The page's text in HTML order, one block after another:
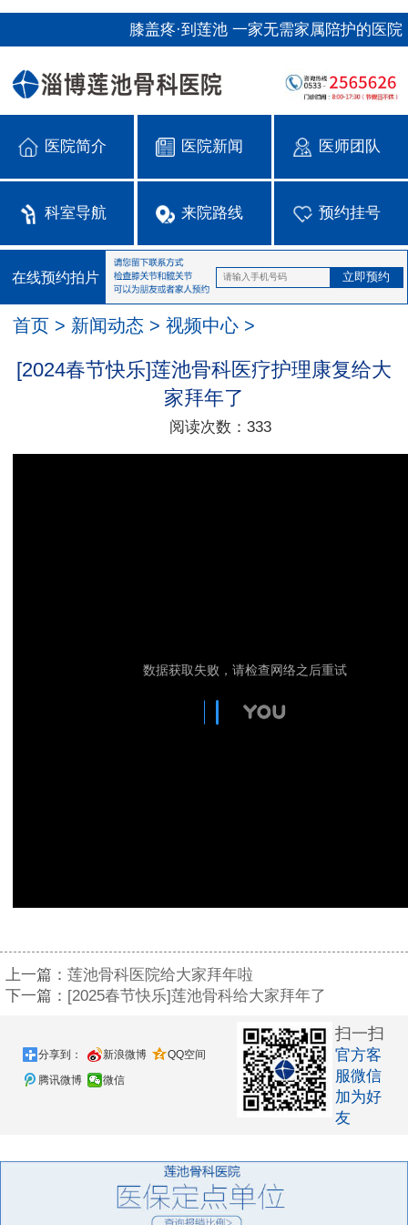
膝盖疼·到莲池 一家无需家属陪护的医院
医院简介 医院新闻 医师团队
科室导航 来院路线 预约挂号
在线预约拍片
首页 > 新闻动态 > 视频中心 >
[2024春节快乐]莲池骨科医疗护理康复给大
家拜年了
阅读次数： 333
上一篇：莲池骨科医院给大家拜年啦
下一篇： [2025春节快乐]莲池骨科给大家拜年了
分享到： 新浪微博
QQ空间
腾讯微博
微信
扫一扫
官方客
服微信
加为好
友